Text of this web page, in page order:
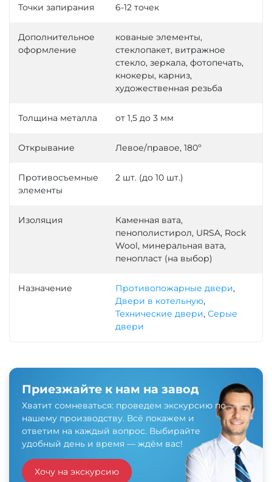
Точки запирания 6-12 точек
Дополнительное
оформление
кованые элементы,
стеклопакет, витражное
стекло, зеркала, фотопечать,
кнокеры, карниз,
художественная резьба
Толщина металла от 1,5 до 3 мм
Открывание Левое/правое, 180º
Противосъемные
элементы
2 шт. (до 10 шт.)
Изоляция
Каменная вата,
пенополистирол, URSA, Rock
Wool, минеральная вата,
пенопласт (на выбор)
Назначение Противопожарные двери,
Двери в котельную,
Технические двери, Серые
двери
Приезжайте к нам на завод
Хватит сомневаться: проведем экскурсию по
нашему производству. Всё покажем и
ответим на каждый вопрос. Выбирайте
удобный день и время — ждём вас!
Хочу на экскурсию